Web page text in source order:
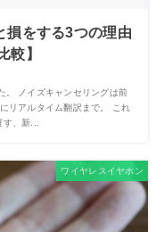
をする3つの理由
較】
。 ノイズキャンセリングは前
リアルタイム翻訳まで。 これ
す、新...
ワイヤレスイヤホン